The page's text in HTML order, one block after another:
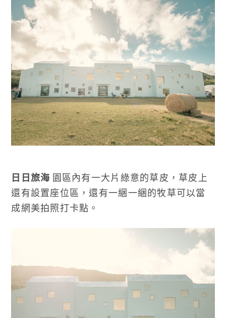
日日旅海 園區內有一大片綠意的草皮，草皮上
還有設置座位區，還有一綑一綑的牧草可以當
成網美拍照打卡點。